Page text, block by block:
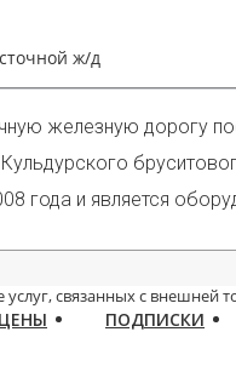
ж/д
железную дорогу
года и является
связанных с
ПОДПИСКИ